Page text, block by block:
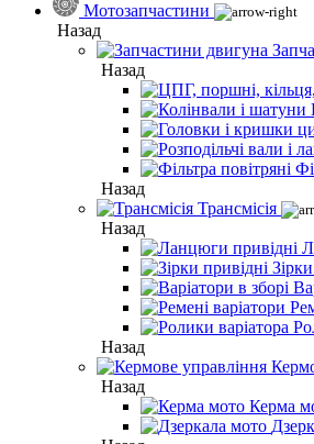
Мотозапчастини
Назад
Назад
Назад
Трансмісія
Назад
Назад
Назад
Керма